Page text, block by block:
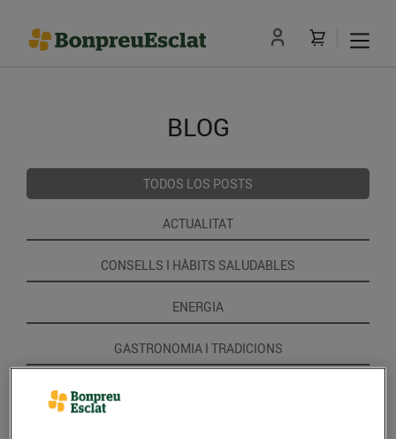
BLOG
TODOS LOS POSTS
ACTUALITAT
CONSELLS I HÀBITS SALUDABLES
ENERGIA
GASTRONOMIA I TRADICIONS